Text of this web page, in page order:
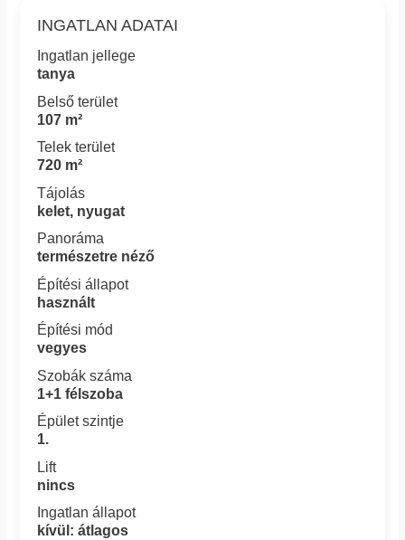
INGATLAN ADATAI
Ingatlan jellege
tanya
Belső terület
107 m²
Telek terület
720 m²
Tájolás
kelet, nyugat
Panoráma
természetre néző
Építési állapot
használt
Építési mód
vegyes
Szobák száma
1+1 félszoba
Épület szintje
1.
Lift
nincs
Ingatlan állapot
kívül: átlagos